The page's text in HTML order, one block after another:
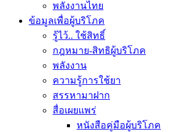
พลังงานไทย
ข้อมูลเพื่อผู้บริโภค
รู้ไว้.. ใช้สิทธิ์
กฎหมาย-สิทธิผู้บริโภค
พลังงาน
ความรู้การใช้ยา
สรรหามาฝาก
สื่อเผยแพร่
หนังสือคู่มือผู้บริโภค